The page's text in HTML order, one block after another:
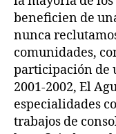
beneficien de
nunca
comunidades,
participación de
2001-2002, El
especialidades
trabajos de